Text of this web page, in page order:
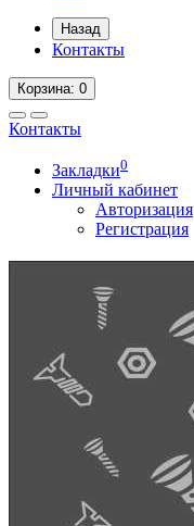
Назад
Контакты
Корзина: 0
Контакты
Закладки0
Личный кабинет
Авторизация
Регистрация